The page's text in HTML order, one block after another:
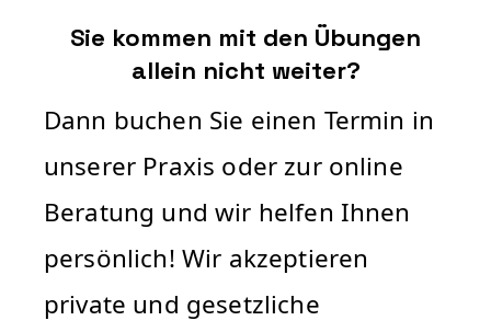
Sie kommen mit den Übungen
allein nicht weiter?
Dann buchen Sie einen Termin in
unserer Praxis oder zur online
Beratung und wir helfen Ihnen
persönlich! Wir akzeptieren
private und gesetzliche